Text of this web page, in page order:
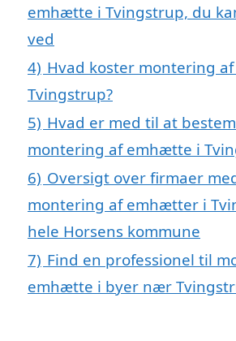
emhætte i Tvingstrup, du
ved
4) Hvad koster montering
Tvingstrup?
5) Hvad er med til at
montering af emhætte i
6) Oversigt over firmaer
montering af emhætter i
hele Horsens kommune
7) Find en professionel til
emhætte i byer nær